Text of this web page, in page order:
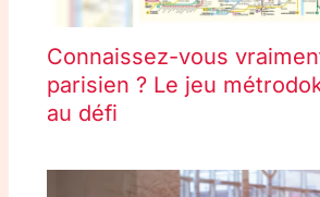
Connaissez-vous
parisien ? Le jeu
au défi